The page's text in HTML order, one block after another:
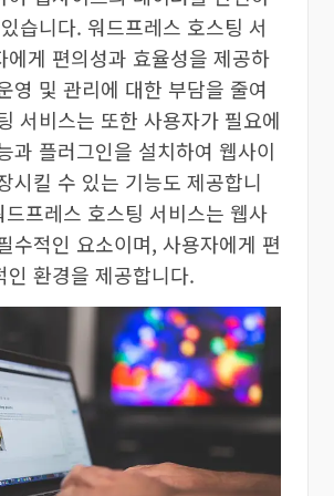
습니다. 워드프레스 호스팅 서
에게 편의성과 효율성을 제공하
영 및 관리에 대한 부담을 줄여
서비스는 또한 사용자가 필요에
과 플러그인을 설치하여 웹사이
시킬 수 있는 기능도 제공합니
프레스 호스팅 서비스는 웹사
수적인 요소이며, 사용자에게 편
인 환경을 제공합니다.